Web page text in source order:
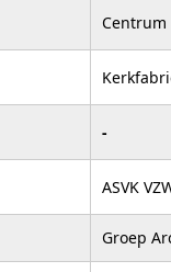
Centrum
-
ASVK
Groep